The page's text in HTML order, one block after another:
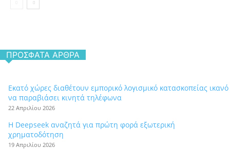
ΠΡΌΣΦΑΤΑ ΆΡΘΡΑ
Εκατό χώρες διαθέτουν εμπορικό λογισμικό κατασκοπείας ικανό
να παραβιάσει κινητά τηλέφωνα
22 Απριλίου 2026
Η Deepseek αναζητά για πρώτη φορά εξωτερική
χρηματοδότηση
19 Απριλίου 2026